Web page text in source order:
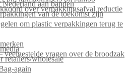
aan banden
over verpakkingsafval reductie
van de toekomst zijn
om plastic verpakkingen terug te
veelgestelde vragen over de broodzak
retailers/wholesale
again